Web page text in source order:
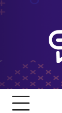
Skip
to